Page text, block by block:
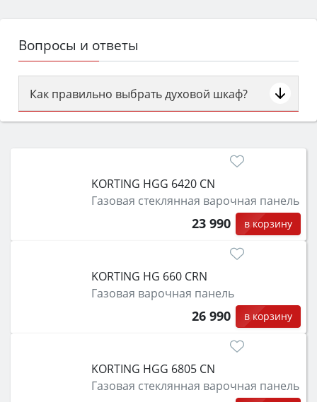
Вопросы и ответы
Как правильно выбрать духовой шкаф?
Сначала определитесь с типом (газовый или
затем смотрите на объём 50–70 л для семьи,
функции (конвекция, гриль, самоочистка,
защита от детей).
KORTING HGG 6420 CN
Газовая стеклянная варочная панель
23 990 в корзину
KORTING HG 660 CRN
Газовая варочная панель
26 990 в корзину
KORTING HGG 6805 CN
Газовая стеклянная варочная панель